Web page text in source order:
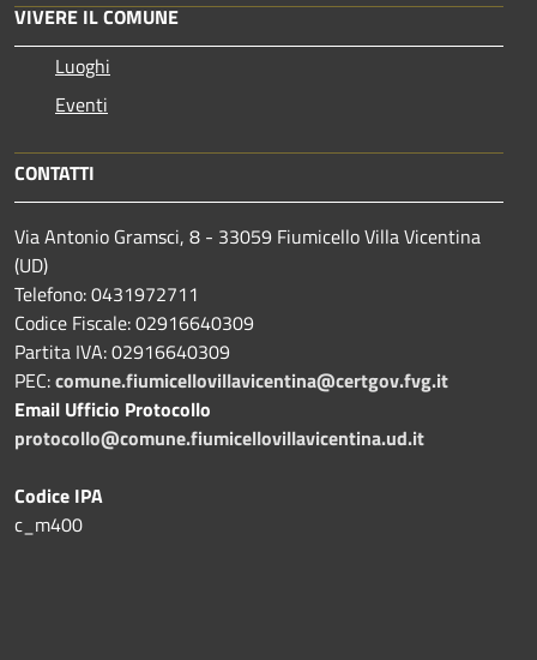
VIVERE IL COMUNE
Luoghi
Eventi
CONTATTI
Via Antonio Gramsci, 8 - 33059 Fiumicello Villa Vicentina
(UD)
Telefono: 0431972711
Codice Fiscale: 02916640309
Partita IVA: 02916640309
PEC:comune.fiumicellovillavicentina@certgov.fvg.it
Email Ufficio Protocollo
protocollo@comune.fiumicellovillavicentina.ud.it
Codice IPA
c_m400